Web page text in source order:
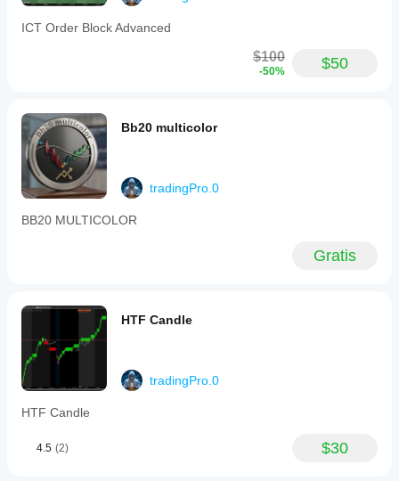
ICT Order Block Advanced
$100
-50% $50
Bb20 multicolor
tradingPro.0
BB20 MULTICOLOR
Gratis
HTF Candle
tradingPro.0
HTF Candle
4.5 (2) $30